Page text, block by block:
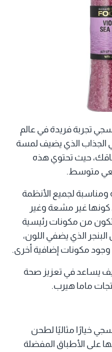
تجربة فريدة في عالم
الجذاب الذي يضيف لمسة
حيث تحتوي هذه
متوسط.
ومناسبة لجميع الأنظمة
كونها غير مشعة وغير
من مكونات رئيسية
الذي يضفي اللون،
مكونات إضافية أخرى.
يساعد في تعزيز صحة
ماما هيرب.
خيارًا مثاليًا لطحن
على الأطباق المفضلة